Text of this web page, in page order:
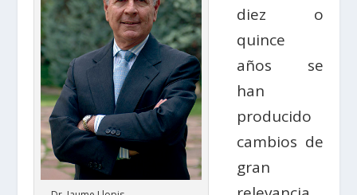
diez o
quince
años se
han
producido
cambios de
gran